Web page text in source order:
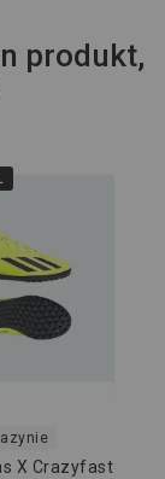
produkt,
X Crazyfast